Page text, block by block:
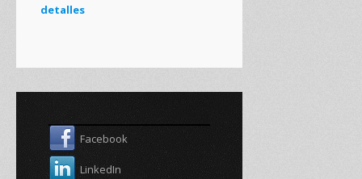
detalles
Facebook
LinkedIn